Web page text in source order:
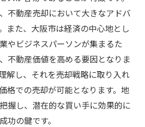
ズを捉えるための地域分析
トを活かしたプロモーションの
産ネットワークを活用する
との関係構築の重要性
る大阪市摂津市の市場動向を
不動産売却において大きなアドバ
また、大阪市は経済の中心地とし
やビジネスパーソンが集まるた
不動産価値を高める要因となりま
解し、それを売却戦略に取り入れ
格での売却が可能となります。地
握し、潜在的な買い手に効果的に
功の鍵です。